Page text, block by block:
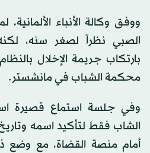
ووفق وكالة الأنباء
الصبي نظراً لصغر سنه،
بارتكاب جريمة الإخلال
محكمة الشباب في مانشستر.
الشاب فقط لتأكيد اسمه
أمام منصة القضاة، مع